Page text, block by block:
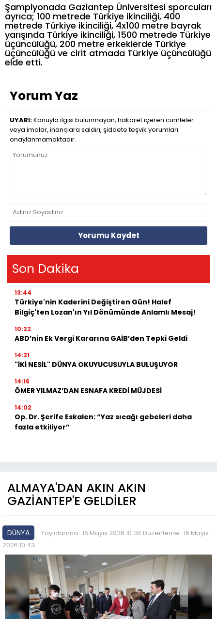
Şampiyonada Gaziantep Üniversitesi sporcuları
ayrıca; 100 metrede Türkiye ikinciliği, 400
metrede Türkiye ikinciliği, 4x100 metre bayrak
yarışında Türkiye ikinciliği, 1500 metrede Türkiye
üçüncülüğü, 200 metre erkeklerde Türkiye
üçüncülüğü ve cirit atmada Türkiye üçüncülüğü
elde etti.
Yorum Yaz
UYARI:Konuyla ilgisi bulunmayan, hakaret içeren cümleler
veya imalar, inançlara saldırı, şiddete teşvik yorumları
onaylanmamaktadır.
Yorumu Kaydet
Son Dakika
13:44
Türkiye'nin Kaderini Değiştiren Gün! Halef
Bilgiç'ten Lozan'ın Yıl Dönümünde Anlamlı Mesaj!
10:22
ABD’nin Ek Vergi Kararına GAİB’den Tepki Geldi
14:21
"İKİ NESİL" DÜNYA OKUYUCUSUYLA BULUŞUYOR
14:16
ÖMER YILMAZ’DAN ESNAFA KREDİ MÜJDESİ
14:02
Op. Dr. Şerife Eskalen: “Yaz sıcağı gebeleri daha
fazla etkiliyor”
ALMAYA'DAN AKIN AKIN
GAZİANTEP'E GELDİLER
DÜNYA Yayınlanma : 16 Mayıs 2026 10:38 Düzenleme : 16 Mayıs
2026 10:43